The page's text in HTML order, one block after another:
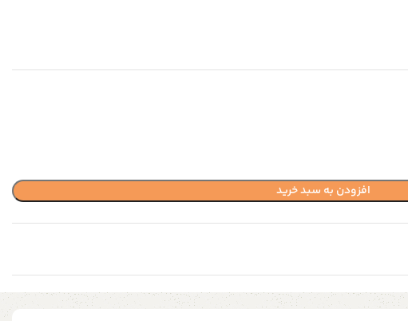
افزودن به سبد خرید